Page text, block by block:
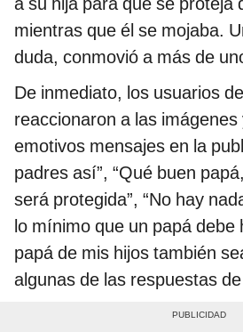
mientras que él se mojaba.
duda, conmovió a más de
De inmediato, los usuarios de
reaccionaron a las imágenes
emotivos mensajes en la
padres así”, “Qué buen
será protegida”, “No hay
lo mínimo que un papá debe
papá de mis hijos también
algunas de las respuestas